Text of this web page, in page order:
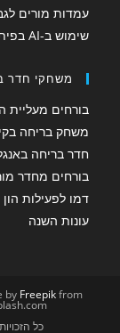
עמדות מורים
שימוש ב-AI בפיתוח חדרי בריחה
משחקי חדר
בורחים מעליית
משחק בריחה
חדר בריחה
בורחים מחדר
דמו לפעילות הון
עונות השנה
by Freepikfrom
כל